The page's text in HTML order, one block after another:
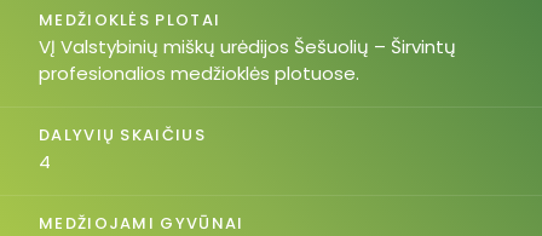
MEDŽIOKLĖS PLOTAI
VĮ Valstybinių miškų urėdijos Šešuolių – Širvintų
profesionalios medžioklės plotuose.
DALYVIŲ SKAIČIUS
4
MEDŽIOJAMI GYVŪNAI